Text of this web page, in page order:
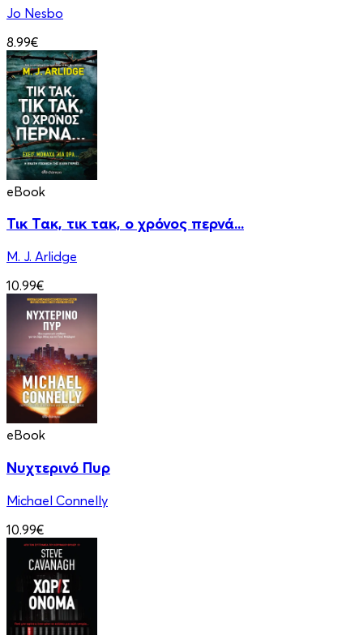
Jo Nesbo
8.99€
eBook
Τικ Τακ, τικ τακ, ο χρόνος περνά...
M. J. Arlidge
10.99€
eBook
Νυχτερινό Πυρ
Michael Connelly
10.99€